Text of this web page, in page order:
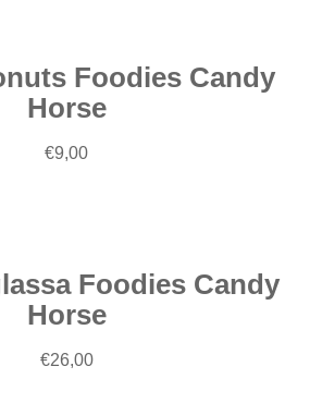
Foodies Candy
Horse
€9,00
Aggiungi
Foodies Candy
Horse
€26,00
Aggiungi